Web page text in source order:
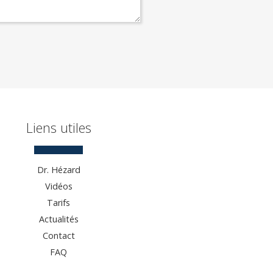
Liens utiles
Dr. Hézard
Vidéos
Tarifs
Actualités
Contact
FAQ